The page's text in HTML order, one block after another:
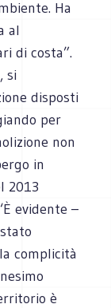
Ha
al
di costa”.
si
disposti
per
non
in
2013
evidente –
complicità
è